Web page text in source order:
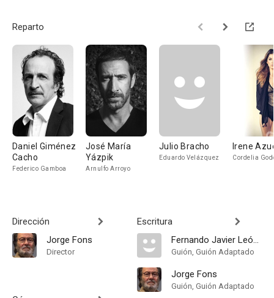
Reparto
Daniel Giménez
Cacho
Federico Gamboa
José María
Yázpik
Arnulfo Arroyo
Julio Bracho
Eduardo Velázquez
Irene
Cordelia
Dirección
Jorge Fons
Director
Escritura
Fernando Javier León Rodríguez
Guión, Guión Adaptado
Jorge Fons
Guión, Guión Adaptado